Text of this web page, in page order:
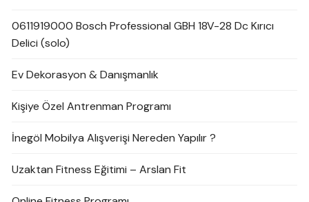
0611919000 Bosch Professional GBH 18V-28 Dc Kırıcı
Delici (solo)
Ev Dekorasyon & Danışmanlık
Kişiye Özel Antrenman Programı
İnegöl Mobilya Alışverişi Nereden Yapılır ?
Uzaktan Fitness Eğitimi – Arslan Fit